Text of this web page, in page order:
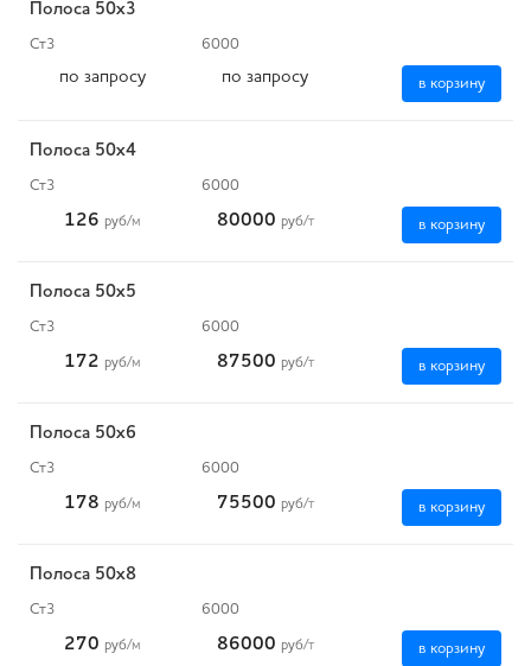
Полоса 50x3
Ст3 6000
по запросу по запросу в корзину
Полоса 50x4
Ст3 6000
126 руб/м 80000 руб/т в корзину
Полоса 50x5
Ст3 6000
172 руб/м 87500 руб/т в корзину
Полоса 50x6
Ст3 6000
178 руб/м 75500 руб/т в корзину
Полоса 50x8
Ст3 6000
270 руб/м 86000 руб/т в корзину